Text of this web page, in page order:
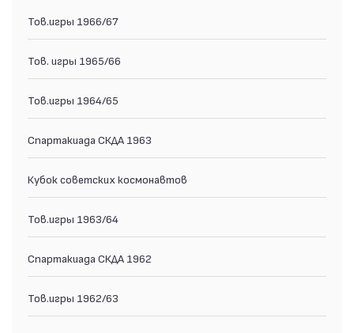
Тов.игры 1966/67
Тов. игры 1965/66
Тов.игры 1964/65
Спартакиада СКДА 1963
Кубок советских космонавтов
Тов.игры 1963/64
Спартакиада СКДА 1962
Тов.игры 1962/63